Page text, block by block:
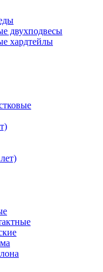
двухподвесы
хардтейлы